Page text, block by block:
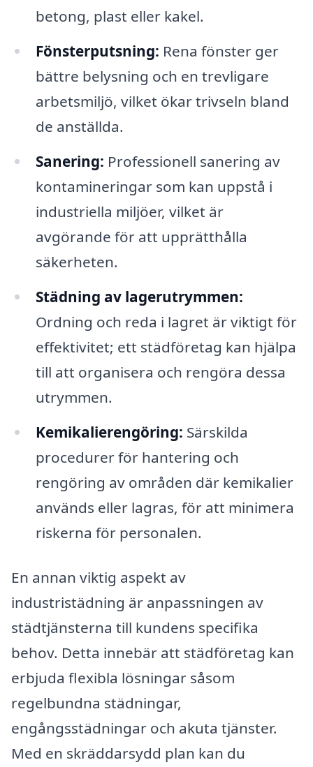
betong, plast eller kakel.
Fönsterputsning: Rena fönster ger
bättre belysning och en trevligare
arbetsmiljö, vilket ökar trivseln bland
de anställda.
Sanering: Professionell sanering av
kontamineringar som kan uppstå i
industriella miljöer, vilket är
avgörande för att upprätthålla
säkerheten.
Städning av lagerutrymmen:
Ordning och reda i lagret är viktigt för
effektivitet; ett städföretag kan hjälpa
till att organisera och rengöra dessa
utrymmen.
Kemikalierengöring: Särskilda
procedurer för hantering och
rengöring av områden där kemikalier
används eller lagras, för att minimera
riskerna för personalen.
En annan viktig aspekt av
industristädning är anpassningen av
städtjänsterna till kundens specifika
behov. Detta innebär att städföretag kan
erbjuda flexibla lösningar såsom
regelbundna städningar,
engångsstädningar och akuta tjänster.
Med en skräddarsydd plan kan du